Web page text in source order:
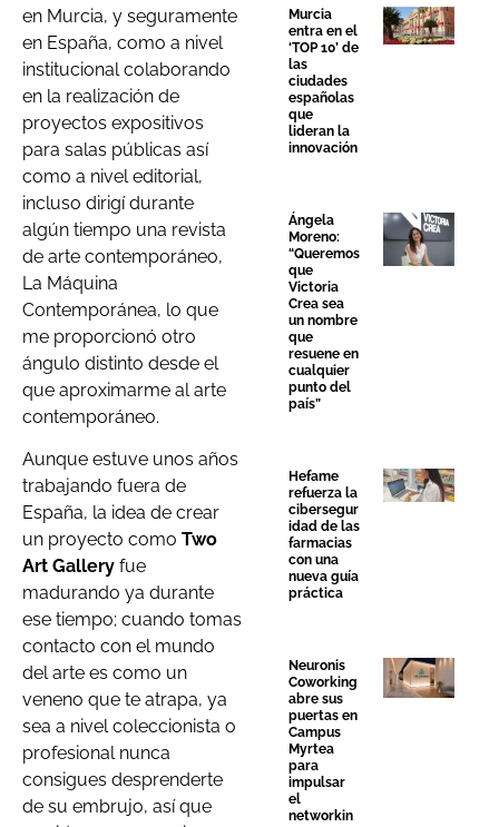
en Murcia, y seguramente
en España, como a nivel
institucional colaborando
en la realización de
proyectos expositivos
para salas públicas así
como a nivel editorial,
incluso dirigí durante
algún tiempo una revista
de arte contemporáneo,
La Máquina
Contemporánea, lo que
me proporcionó otro
ángulo distinto desde el
que aproximarme al arte
contemporáneo.
Aunque estuve unos años
trabajando fuera de
España, la idea de crear
un proyecto como Two
Art Gallery fue
madurando ya durante
ese tiempo; cuando tomas
contacto con el mundo
del arte es como un
veneno que te atrapa, ya
sea a nivel coleccionista o
profesional nunca
consigues desprenderte
de su embrujo, así que
Murcia
entra en el
‘TOP 10’ de
las
ciudades
españolas
que
lideran la
innovación
Ángela
Moreno:
“Queremos
que
Victoria
Crea sea
un nombre
que
resuene en
cualquier
punto del
país”
Hefame
refuerza la
cibersegur
idad de las
farmacias
con una
nueva guía
práctica
Neuronis
Coworking
abre sus
puertas en
Campus
Myrtea
para
impulsar
el
networkin